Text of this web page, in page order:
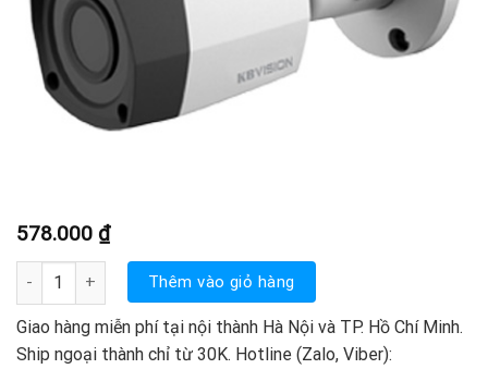
578.000 ₫
Camera Kbvision KX-1003C4 số lượng
Thêm vào giỏ hàng
Giao hàng miễn phí tại nội thành Hà Nội và TP. Hồ Chí Minh.
Ship ngoại thành chỉ từ 30K. Hotline (Zalo, Viber):